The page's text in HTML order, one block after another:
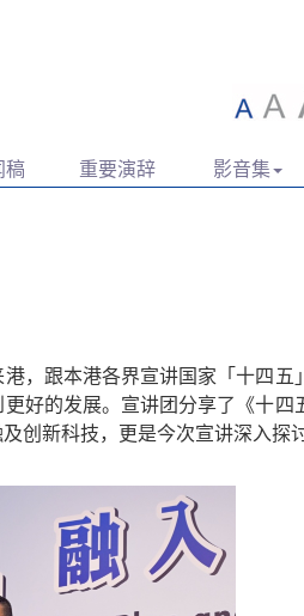
稿 重要演辞 影音集
，跟本港各界宣讲国家「十四
好的发展。宣讲团分享了《十
创新科技，更是今次宣讲深入探